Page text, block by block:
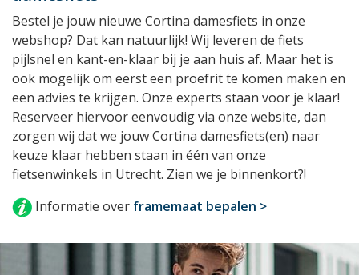
Bestel je jouw nieuwe Cortina damesfiets in onze
webshop? Dat kan natuurlijk! Wij leveren de fiets
pijlsnel en kant-en-klaar bij je aan huis af. Maar het is
ook mogelijk om eerst een proefrit te komen maken en
een advies te krijgen. Onze experts staan voor je klaar!
Reserveer hiervoor eenvoudig via onze website, dan
zorgen wij dat we jouw Cortina damesfiets(en) naar
keuze klaar hebben staan in één van onze
fietsenwinkels in Utrecht. Zien we je binnenkort?!
Informatie over framemaat bepalen >